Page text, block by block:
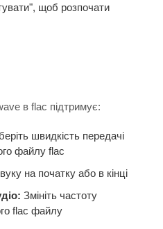
щоб розпочати
в flac підтримує:
швидкість передачі
файлу flac
на початку або в кінці
Змініть частоту
flac файлу